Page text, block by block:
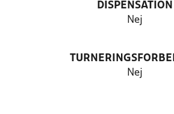
DISPENSATION
Nej
Nej